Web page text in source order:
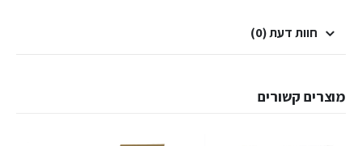
חוות דעת (0)
מוצרים קשורים